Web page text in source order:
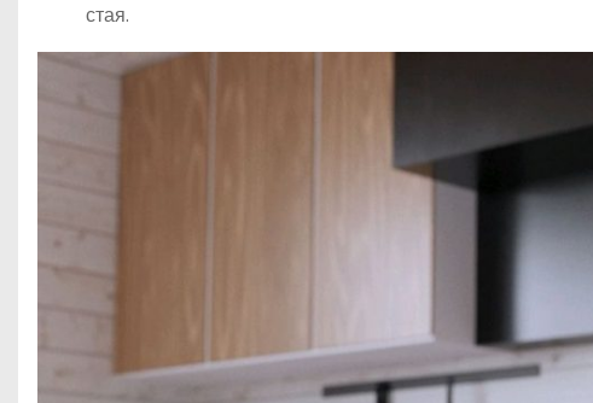
стая.